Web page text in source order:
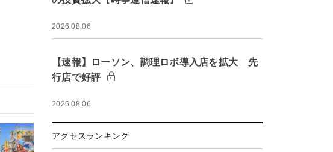
2026.08.06
【速報】ローソン、調理ロボ導入店を拡大 先
行店で好評
2026.08.06
アクセスランキング